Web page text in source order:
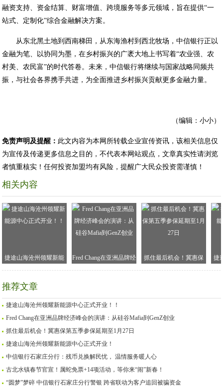
融资支持、资金结算、财富增值、跨境服务等多元领域，旨在提供“一
站式、定制化”综合金融解决方案。
从东北黑土地到西南梯田，从东海渔村到西北牧场，中信银行正以
金融为笔、以协同为墨，在乡村振兴的广袤大地上书写着“农业强、农
村美、农民富”的时代答卷。未来，中信银行将继续与国家战略同频共
振，与社会各界携手共进，为全面推进乡村振兴贡献更多金融力量。
（编辑：小小）
免责声明及提醒： 此文内容为本网所转载企业宣传资讯，该相关信息仅
为宣传及传递更多信息之目的，不代表本网站观点，文章真实性请浏览
者慎重核实！任何投资加盟均有风险，提醒广大民众投资需谨慎！
相关内容
捷途山海沧州领耀新能
源中心正式开业！！
Fred Chang在亚洲品牌经
济峰会的演讲：从硅谷
抓住最后机会！冀惠保
第五季参保延期至1月27
捷
推荐文章
捷途山海沧州领耀新能源中心正式开业！！
Fred Chang在亚洲品牌经济峰会的演讲：从硅谷Mafia到GenZ创业
抓住最后机会！冀惠保第五季参保延期至1月27日
捷途山海沧州领耀新能源中心正式开业！
中信银行石家庄分行：残币兑换解民忧， 温情服务暖人心
古北水镇春节官宣！属蛇免票+14项活动，等你来“闹”新春！
“圆梦”梦碎 中信银行石家庄分行警银 跨省联动为客户追回被骗资金